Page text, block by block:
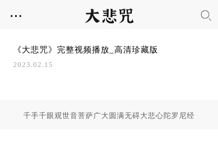
...
《大悲咒》完整视频播放_高清珍藏版
2023.02.15
千手千眼观世音菩萨广大圆满无碍大悲心陀罗尼经